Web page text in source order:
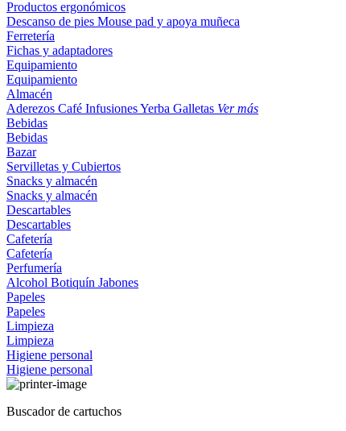
Productos ergonómicos
Descanso de pies Mouse pad y apoya muñeca
Ferretería
Fichas y adaptadores
Equipamiento
Equipamiento
Almacén
Aderezos Café InfusionesYerba Galletas Ver más
Bebidas
Bebidas
Bazar
Servilletas y Cubiertos
Snacks y almacén
Snacks y almacén
Descartables
Descartables
Cafetería
Cafetería
Perfumería
Alcohol Botiquín Jabones
Papeles
Papeles
Limpieza
Limpieza
Higiene personal
Higiene personal
Buscador de cartuchos